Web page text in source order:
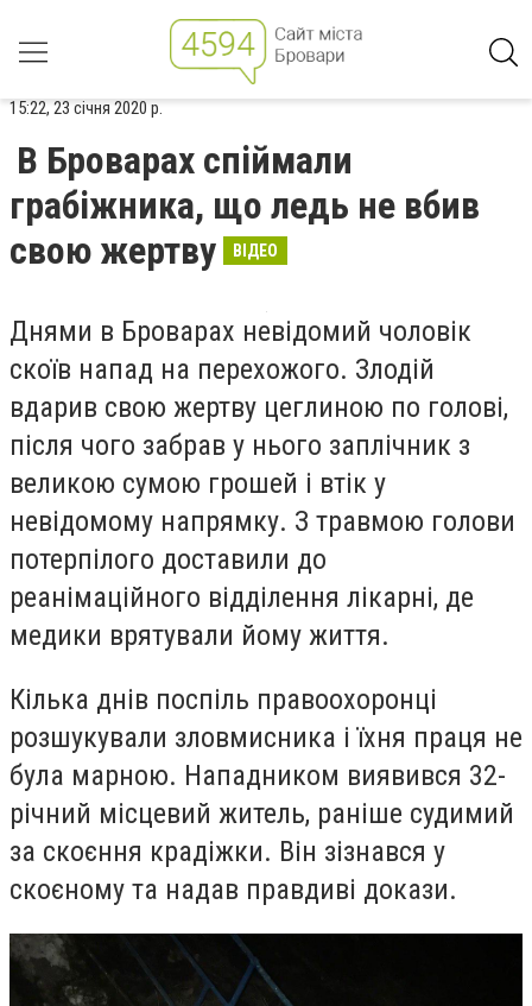
15:22, 23 січня 2020 р.
В Броварах спіймали
грабіжника, що ледь не вбив
свою жертву
ВІДЕО
Днями в Броварах невідомий чоловік
скоїв напад на перехожого. Злодій
вдарив свою жертву цеглиною по голові,
після чого забрав у нього заплічник з
великою сумою грошей і втік у
невідомому напрямку. З травмою голови
потерпілого доставили до
реанімаційного відділення лікарні, де
медики врятували йому життя.
Кілька днів поспіль правоохоронці
розшукували зловмисника і їхня праця не
була марною. Нападником виявився 32-
річний місцевий житель, раніше судимий
за скоєння крадіжки. Він зізнався у
скоєному та надав правдиві докази.